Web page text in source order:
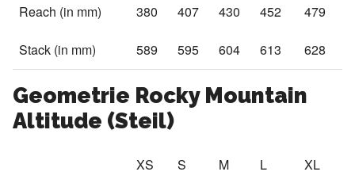
Reach (in mm) 380 407 430 452 479
Stack (in mm) 589 595 604 613 628
Geometrie Rocky Mountain
Altitude (Steil)
XS S M L XL